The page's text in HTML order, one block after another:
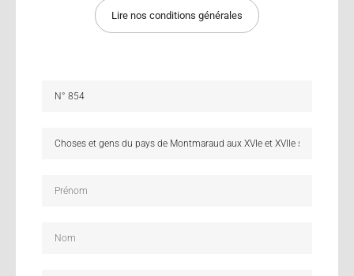
Lire nos conditions générales